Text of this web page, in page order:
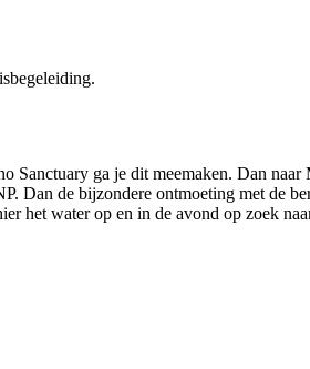
Sanctuary ga je dit meemaken. Dan
Dan de bijzondere ontmoeting met de
het water op en in de avond op zoek